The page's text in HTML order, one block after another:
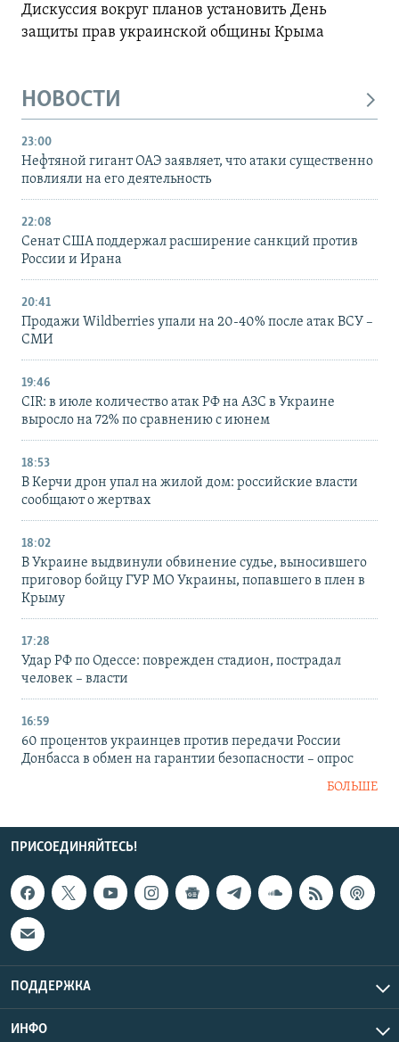
Дискуссия вокруг планов установить День
защиты прав украинской общины Крыма
НОВОСТИ
23:00
Нефтяной гигант ОАЭ заявляет, что атаки существенно
повлияли на его деятельность
22:08
Сенат США поддержал расширение санкций против
России и Ирана
20:41
Продажи Wildberries упали на 20-40% после атак ВСУ –
СМИ
19:46
CIR: в июле количество атак РФ на АЗС в Украине
выросло на 72% по сравнению с июнем
18:53
В Керчи дрон упал на жилой дом: российские власти
сообщают о жертвах
18:02
В Украине выдвинули обвинение судье, выносившего
приговор бойцу ГУР МО Украины, попавшего в плен в
Крыму
17:28
Удар РФ по Одессе: поврежден стадион, пострадал
человек – власти
16:59
60 процентов украинцев против передачи России
Донбасса в обмен на гарантии безопасности – опрос
БОЛЬШЕ
ПРИСОЕДИНЯЙТЕСЬ!
ПОДДЕРЖКА
ИНФО